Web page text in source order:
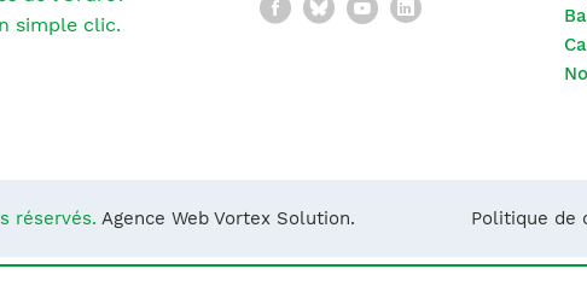
simple clic.
Facebook
BlueskyYouTube
LinkedIn
réservés. Agence Web Vortex Solution. Politique de